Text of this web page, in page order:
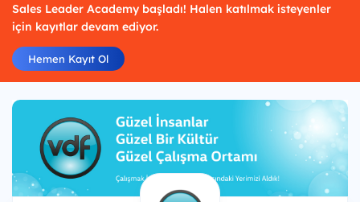
Sales Leader Academy başladı! Halen katılmak isteyenler
için kayıtlar devam ediyor.
Hemen Kayıt Ol